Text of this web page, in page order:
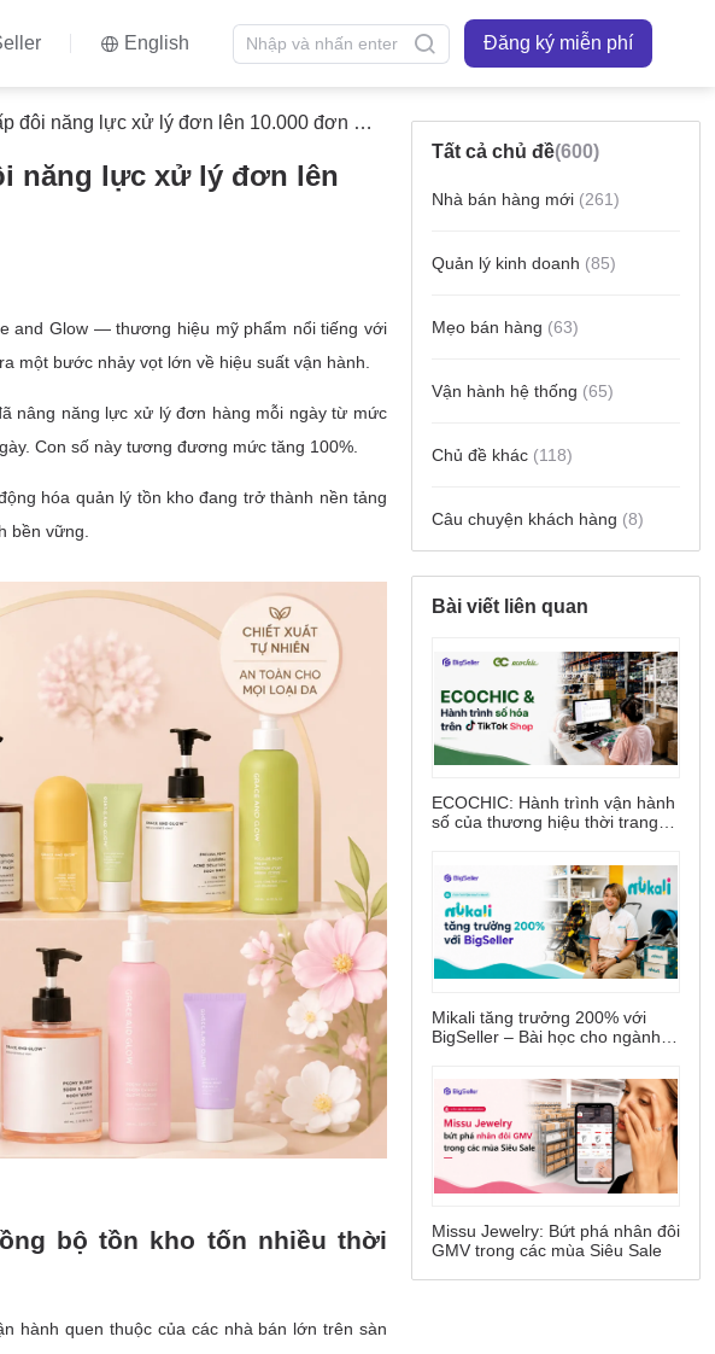
English Đăng ký miễn phí
năng lực xử lý đơn lên 10.000 đơn mỗi ngày
năng lực xử lý đơn lên
Tất cả chủ đề(600)
Nhà bán hàng mới (261)
Quản lý kinh doanh (85)
Mẹo bán hàng (63)
Vận hành hệ thống (65)
Chủ đề khác (118)
Câu chuyện khách hàng (8)
Bài viết liên quan
ECOCHIC: Hành trình vận hành
số của thương hiệu thời trang
Mikali tăng trưởng 200% với
BigSeller – Bài học cho ngành
Missu Jewelry: Bứt phá nhân đôi
GMV trong các mùa Siêu Sale